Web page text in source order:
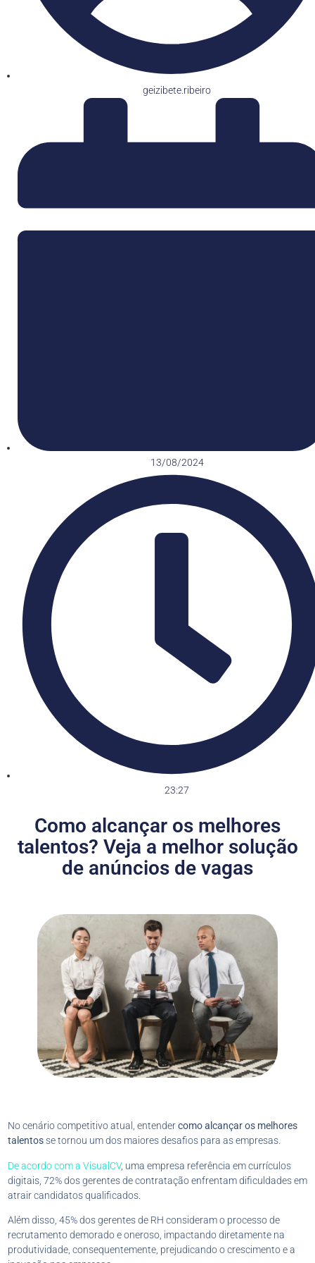
geizibete.ribeiro
13/08/2024
23:27
Como alcançar os melhores
talentos? Veja a melhor solução
de anúncios de vagas
No cenário competitivo atual, entendercomo alcançar os melhores
talentosse tornou um dos maiores desafios para as empresas.
De acordo com a VisualCV, uma empresa referência em currículos
digitais, 72% dos gerentes de contratação enfrentam dificuldades em
atrair candidatos qualificados.
Além disso, 45% dos gerentes de RH consideram o processo de
recrutamento demorado e oneroso, impactando diretamente na
produtividade, consequentemente, prejudicando o crescimento e a